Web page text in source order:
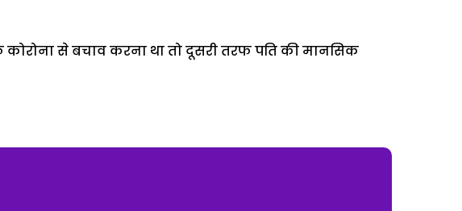
से बचाव करना था तो दूसरी तरफ पति की मानसिक